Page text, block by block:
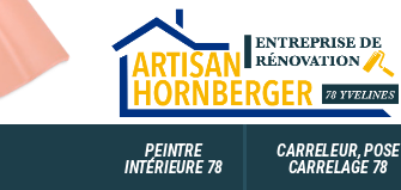
PEINTRE
INTÉRIEURE 78
CARRELEUR, POSE
CARRELAGE 78